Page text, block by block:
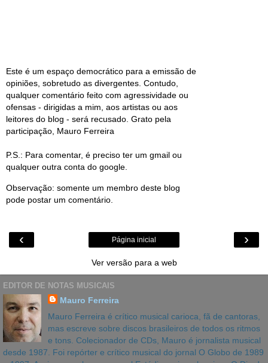
Este é um espaço democrático para a emissão de
opiniões, sobretudo as divergentes. Contudo,
qualquer comentário feito com agressividade ou
ofensas - dirigidas a mim, aos artistas ou aos
leitores do blog - será recusado. Grato pela
participação, Mauro Ferreira
P.S.: Para comentar, é preciso ter um gmail ou
qualquer outra conta do google.
Observação: somente um membro deste blog
pode postar um comentário.
‹ ›
Página inicial
Ver versão para a web
EDITOR DE NOTAS MUSICAIS
Mauro Ferreira
Mauro Ferreira é crítico musical carioca, fã de cantoras,
mas escreve sobre discos brasileiros de todos os ritmos
e tons. Colecionador de CDs, Mauro é jornalista musical
desde 1987. Foi repórter e crítico musical do jornal O Globo de 1989